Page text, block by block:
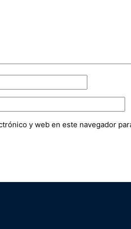
y web en este navegador